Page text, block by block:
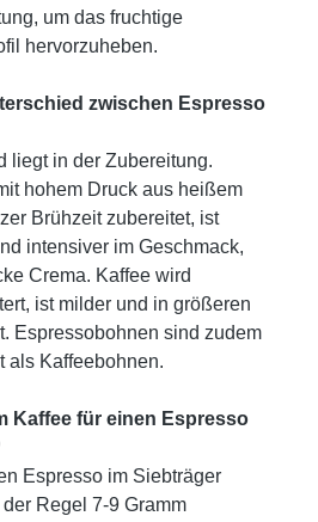
um das fruchtige
hervorzuheben.
zwischen Espresso
liegt in der Zubereitung.
hohem Druck aus heißem
Brühzeit zubereitet, ist
intensiver im Geschmack,
Crema. Kaffee wird
ist milder und in größeren
Espressobohnen sind zudem
als Kaffeebohnen.
Kaffee für einen Espresso
Espresso im Siebträger
Regel 7-9 Gramm